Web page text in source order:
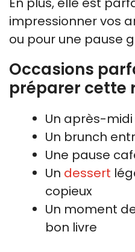
impressionner vos
ou pour une pause
Occasions
préparer cette
Un après-midi
Un brunch
Une pause
Un dessert
copieux
Un moment
bon livre